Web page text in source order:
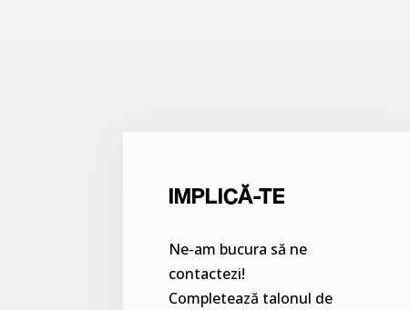
IMPLICĂ-TE
Ne-am bucura să ne
contactezi!
Completează talonul de